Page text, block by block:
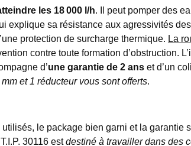
les 18000 l/h. Il peut pomper des
explique sa résistance aux agressivités
protection de surcharge thermique. La
contre toute formation d’obstruction.
d’une garantie de 2 ans et d’un
et 1 réducteur vous sont offerts.
le package bien garni et la garantie
30116 estdestiné à travailler dans des